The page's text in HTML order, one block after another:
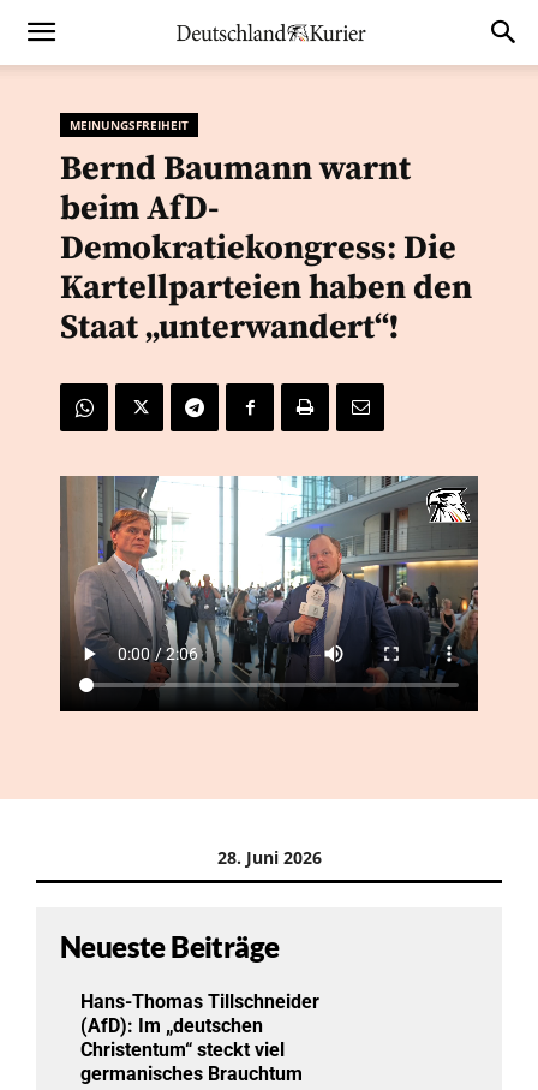
MEINUNGSFREIHEIT
Bernd Baumann warnt
beim AfD-
Demokratiekongress: Die
Kartellparteien haben den
Staat „unterwandert“!
28. Juni 2026
Neueste Beiträge
Hans-Thomas Tillschneider
(AfD): Im „deutschen
Christentum“ steckt viel
germanisches Brauchtum